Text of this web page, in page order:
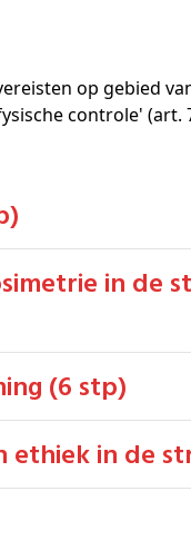
op gebied
controle'
(6 stp)
ethiek in de